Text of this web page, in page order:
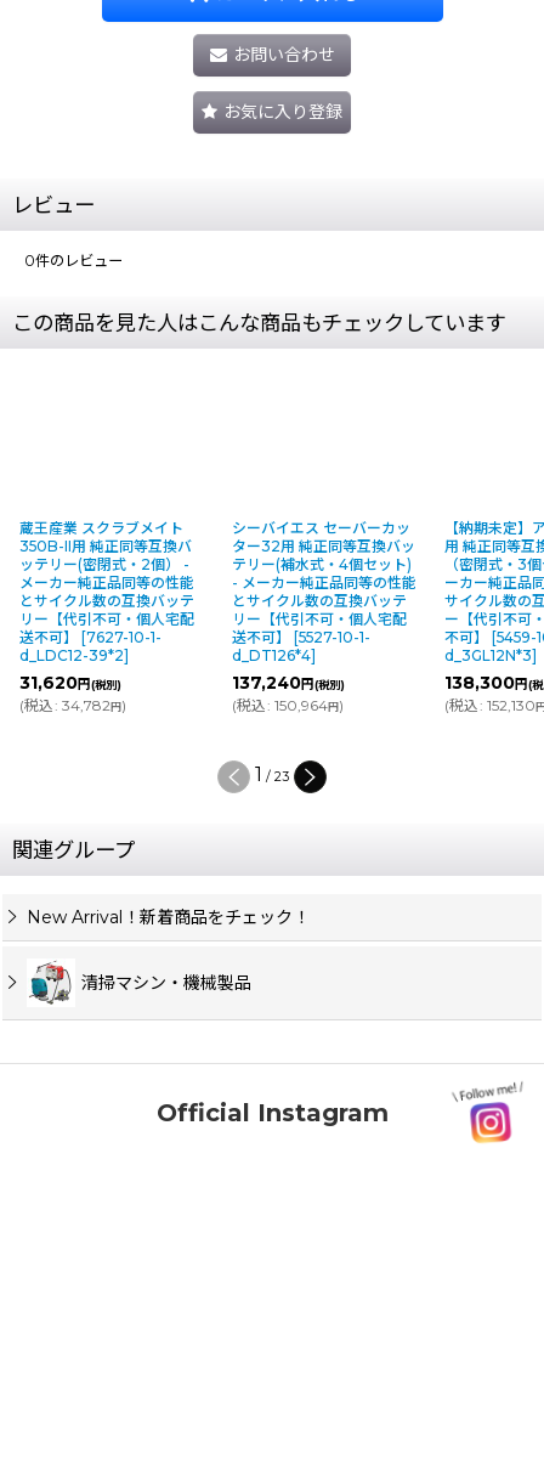
お問い合わせ
お気に入り登録
レビュー
0件のレビュー
この商品を見た人はこんな商品もチェックしています
蔵王産業 スクラブメイト
350B-II用 純正同等互換バ
ッテリー(密閉式・2個） -
メーカー純正品同等の性能
とサイクル数の互換バッテ
リー【代引不可・個人宅配
送不可】
[7627-10-1-
d_LDC12-39*2]
31,620円(税別)
(税込: 34,782円)
シーバイエス セーバーカッ
ター32用 純正同等互換バッ
テリー(補水式・4個セット)
- メーカー純正品同等の性能
とサイクル数の互換バッテ
リー【代引不可・個人宅配
送不可】
[5527-10-1-
d_DT126*4]
137,240円(税別)
(税込: 150,964円)
【納期未定】
用 純正同等互
（密閉式・3
ーカー純正品
サイクル数の
ー【代引不可
不可】
[5459-
d_3GL12N*3]
138,300円(
(税込: 152,130
1 / 23
関連グループ
New Arrival！新着商品をチェック！
清掃マシン・機械製品
Official Instagram